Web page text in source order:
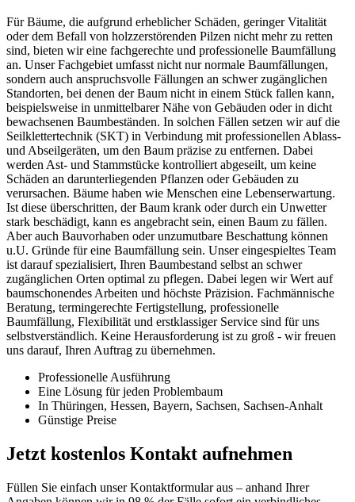
Für Bäume, die aufgrund erheblicher Schäden, geringer Vitalität
oder dem Befall von holzzerstörenden Pilzen nicht mehr zu retten
sind, bieten wir eine fachgerechte und professionelle Baumfällung
an. Unser Fachgebiet umfasst nicht nur normale Baumfällungen,
sondern auch anspruchsvolle Fällungen an schwer zugänglichen
Standorten, bei denen der Baum nicht in einem Stück fallen kann,
beispielsweise in unmittelbarer Nähe von Gebäuden oder in dicht
bewachsenen Baumbeständen. In solchen Fällen setzen wir auf die
Seilklettertechnik (SKT) in Verbindung mit professionellen Ablass-
und Abseilgeräten, um den Baum präzise zu entfernen. Dabei
werden Ast- und Stammstücke kontrolliert abgeseilt, um keine
Schäden an darunterliegenden Pflanzen oder Gebäuden zu
verursachen. Bäume haben wie Menschen eine Lebenserwartung.
Ist diese überschritten, der Baum krank oder durch ein Unwetter
stark beschädigt, kann es angebracht sein, einen Baum zu fällen.
Aber auch Bauvorhaben oder unzumutbare Beschattung können
u.U. Gründe für eine Baumfällung sein. Unser eingespieltes Team
ist darauf spezialisiert, Ihren Baumbestand selbst an schwer
zugänglichen Orten optimal zu pflegen. Dabei legen wir Wert auf
baumschonendes Arbeiten und höchste Präzision. Fachmännische
Beratung, termingerechte Fertigstellung, professionelle
Baumfällung, Flexibilität und erstklassiger Service sind für uns
selbstverständlich. Keine Herausforderung ist zu groß - wir freuen
uns darauf, Ihren Auftrag zu übernehmen.
Professionelle Ausführung
Eine Lösung für jeden Problembaum
In Thüringen, Hessen, Bayern, Sachsen, Sachsen-Anhalt
Günstige Preise
Jetzt kostenlos Kontakt aufnehmen
Füllen Sie einfach unser Kontaktformular aus – anhand Ihrer